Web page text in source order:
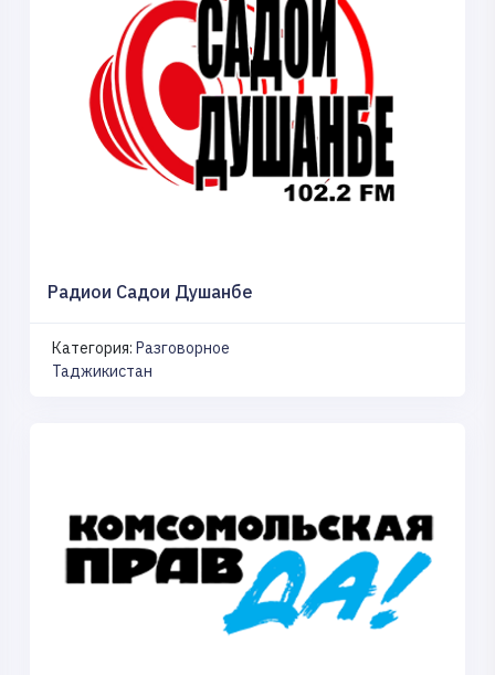
Радиои Садои Душанбе
Категория: Разговорное
Таджикистан